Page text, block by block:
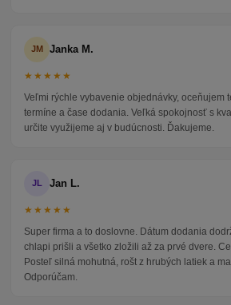
JM Janka M.
★★★★★
Veľmi rýchle vybavenie objednávky, oceňujem
termíne a čase dodania. Veľká spokojnosť s
určite využijeme aj v budúcnosti. Ďakujeme.
JL Jan L.
★★★★★
Super firma a to doslovne. Dátum dodania
chlapi prišli a všetko zložili až za prvé dvere.
Posteľ silná mohutná, rošt z hrubých latiek a
Odporúčam.